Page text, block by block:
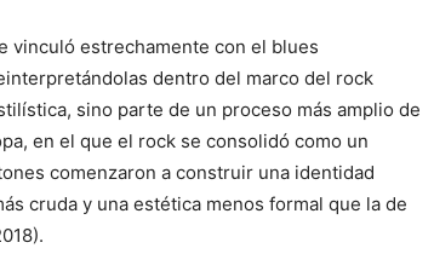
vinculó estrechamente con el blues
dentro del marco del rock
sino parte de un proceso más amplio de
en el que el rock se consolidó como un
comenzaron a construir una identidad
cruda y una estética menos formal que la de